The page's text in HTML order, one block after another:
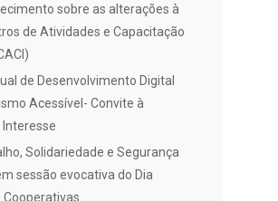
sobre as alterações à
de Atividades e Capacitação
de Desenvolvimento Digital
Acessível- Convite à
Solidariedade e Segurança
sessão evocativa do Dia
Cooperativas